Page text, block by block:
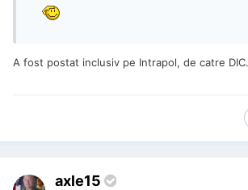
A fost postat inclusiv pe Intrapol, de catre
axle15